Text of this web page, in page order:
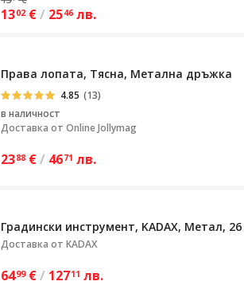
1302 €/ 2546 лв.
Права лопата, Тясна, Метална дръжка
4.85 (13)
в наличност
Доставка от Online Jollymag
2388 €/ 4671 лв.
Градински инструмент, KADAX, Метал,
Доставка от KADAX
6499 €/ 12711 лв.